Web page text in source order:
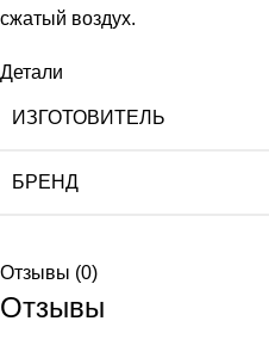
сжатый воздух.
Детали
ИЗГОТОВИТЕЛЬ
БРЕНД
Отзывы (0)
Отзывы